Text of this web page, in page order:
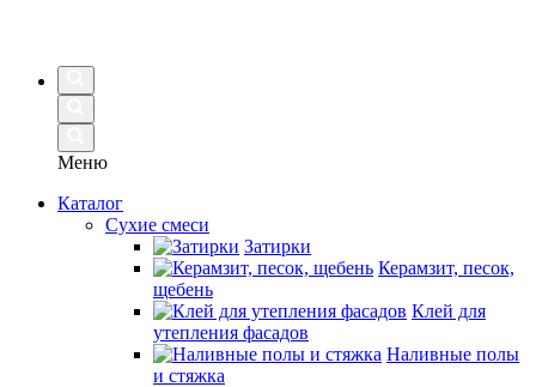
Меню
Каталог
Сухие смеси
Затирки
Керамзит, песок,
щебень
Клей для
утепления фасадов
Наливные полы
и стяжка